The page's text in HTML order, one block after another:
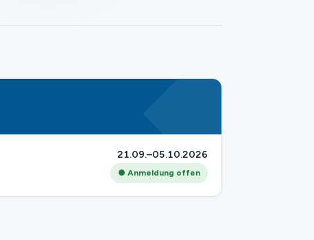
21.09.–05.10.2026
● Anmeldung offen